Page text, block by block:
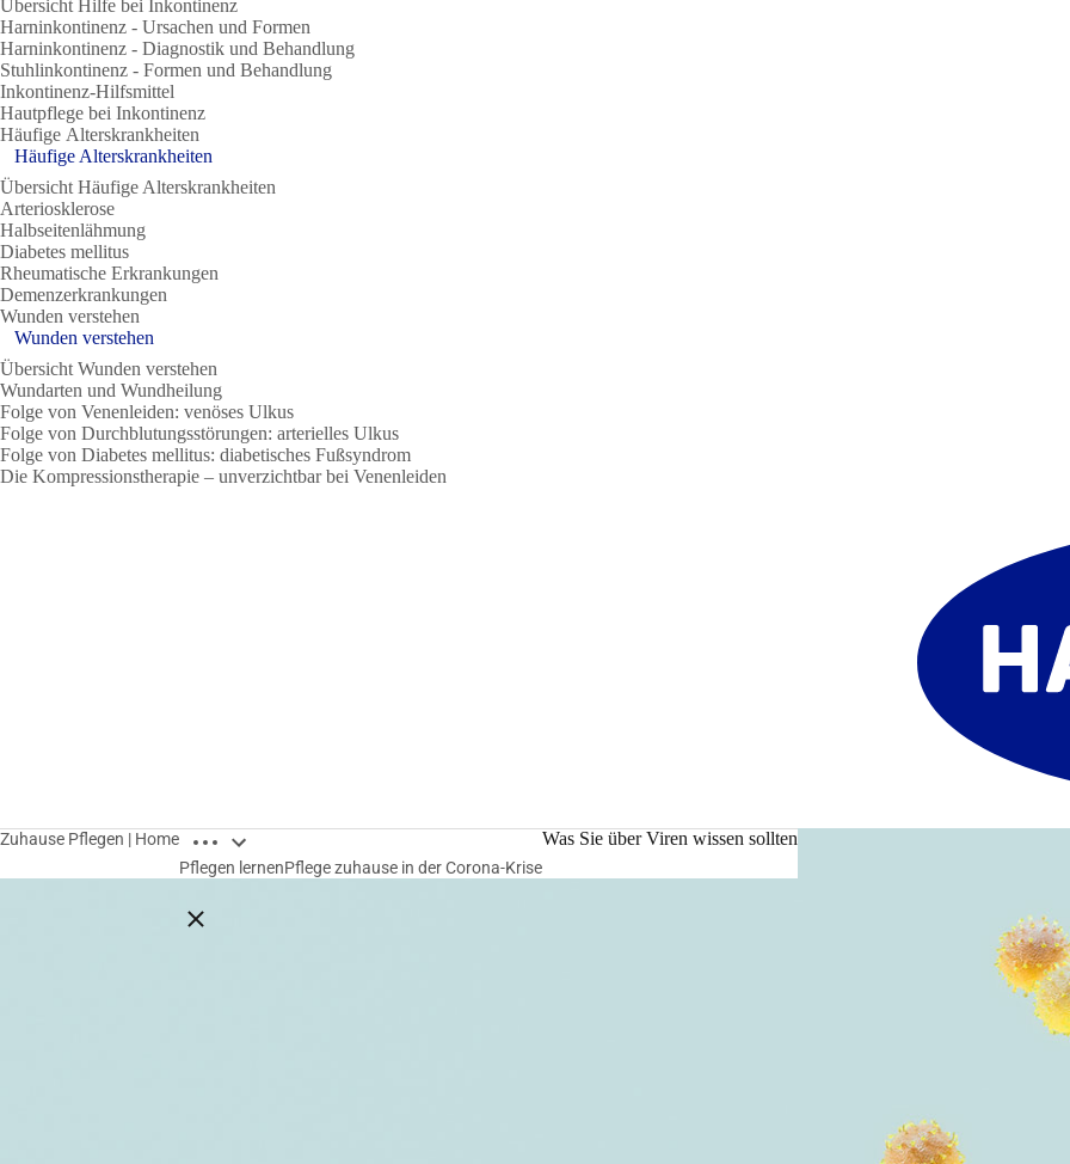
Übersicht Hilfe bei Inkontinenz
Harninkontinenz - Ursachen und Formen
Harninkontinenz - Diagnostik und Behandlung
Stuhlinkontinenz - Formen und Behandlung
Inkontinenz-Hilfsmittel
Hautpflege bei Inkontinenz
Häufige Alterskrankheiten
Häufige Alterskrankheiten
Übersicht Häufige Alterskrankheiten
Arteriosklerose
Halbseitenlähmung
Diabetes mellitus
Rheumatische Erkrankungen
Demenzerkrankungen
Wunden verstehen
Wunden verstehen
Übersicht Wunden verstehen
Wundarten und Wundheilung
Folge von Venenleiden: venöses Ulkus
Folge von Durchblutungsstörungen: arterielles Ulkus
Folge von Diabetes mellitus: diabetisches Fußsyndrom
Die Kompressionstherapie – unverzichtbar bei Venenleiden
Zuhause Pflegen | Home Breadcrumbs öffnen
Breadcrumbs schließen
Pflegen lernenPflege zuhause in der Corona-Krise
Was Sie über Viren wissen sollten